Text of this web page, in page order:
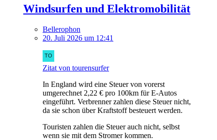
Windsurfen und Elektromobilität
Bellerophon
20. Juli 2026 um 12:41
Zitat von tourensurfer
In England wird eine Steuer von vorerst
umgerechnet 2,22 € pro 100km für E-Autos
eingeführt. Verbrenner zahlen diese Steuer nicht,
da sie schon über Kraftstoff besteuert werden.
Touristen zahlen die Steuer auch nicht, selbst
wenn sie mit dem Stromer kommen.